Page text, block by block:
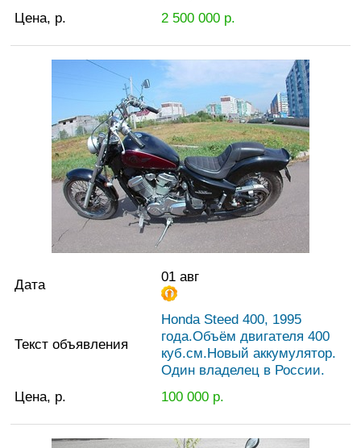
Цена, р.
2 500 000р.
Дата 01 авг
Текст объявления
Honda Steed 400, 1995
года.Объём двигателя 400
куб.см.Новый аккумулятор.
Один владелец в России.
Цена, р.
100 000р.